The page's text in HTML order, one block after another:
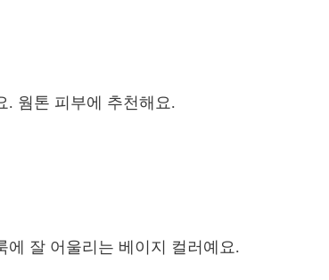
. 웜톤 피부에 추천해요.
에 잘 어울리는 베이지 컬러예요.